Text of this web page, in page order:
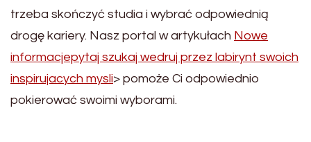
trzeba skończyć studia i wybrać odpowiednią
drogę kariery. Nasz portal w artykułach Nowe
informacjepytaj szukaj wedruj przez labirynt swoich
inspirujacych mysli> pomoże Ci odpowiednio
pokierować swoimi wyborami.